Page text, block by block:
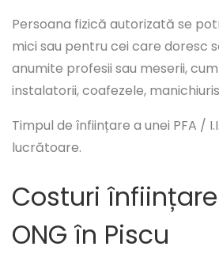
Persoana fizică autorizată se
mici sau pentru cei care doresc
anumite profesii sau meserii,
instalatorii, coafezele,
Timpul de înființare a unei PFA /
lucrătoare.
Costuri
ONG în Piscu